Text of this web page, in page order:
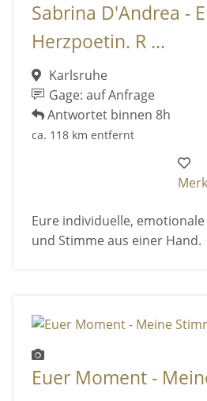
Sabrina D'Andrea -
Herzpoetin. R ...
Karlsruhe
Gage: auf Anfrage
Antwortet binnen 8h
ca. 118 km entfernt
Eure individuelle,
und Stimme aus einer Hand.
Euer Moment -